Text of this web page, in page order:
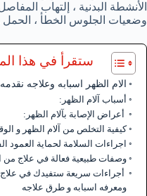
الأنشطة البدنية ، إلتهاب
وضعيات الجلوس الخطأ ، الحمل
ستقرأ في هذا
الام الظهر اسبابه وعلاجه
أسباب آلام الظهر:
أعراض الإصابة بآلام الظهر:
كيفية التخلص من آلام الظهر و
اجراءات السلامة لحماية العمود
وصفات طبيعية فعالة في علاج من
أجراءات سريعة ستفيدك في علاج
ومعرفه اسبابه و طرق علاجه